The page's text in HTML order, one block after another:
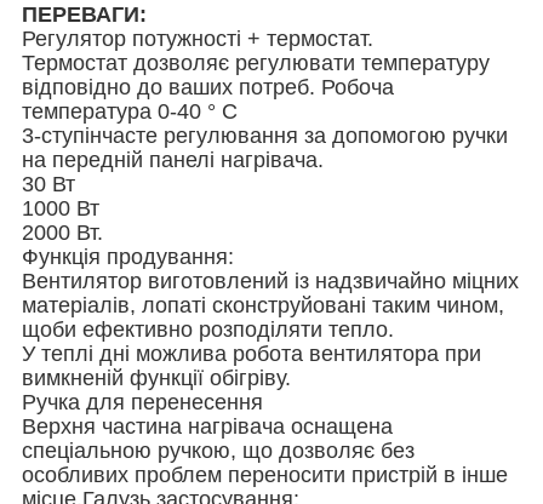
ПЕРЕВАГИ:
Регулятор потужності + термостат.
Термостат дозволяє регулювати температуру
відповідно до ваших потреб. Робоча
температура 0-40 ° С
3-ступінчасте регулювання за допомогою ручки
на передній панелі нагрівача.
30 Вт
1000 Вт
2000 Вт.
Функція продування:
Вентилятор виготовлений із надзвичайно міцних
матеріалів, лопаті сконструйовані таким чином,
щоби ефективно розподіляти тепло.
У теплі дні можлива робота вентилятора при
вимкненій функції обігріву.
Ручка для перенесення
Верхня частина нагрівача оснащена
спеціальною ручкою, що дозволяє без
особливих проблем переносити пристрій в інше
місце.Галузь застосування: